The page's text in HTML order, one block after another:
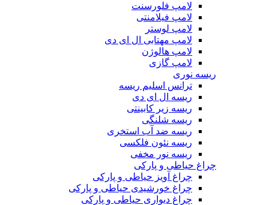
لامپ فلورسنت
لامپ فیلامنتی
لامپ لوستر
لامپ مهتابی ال ای دی
لامپ هالوژن
لامپ گازی
ریسه نوری
ترانس اسلیم ریسه
ریسه ال ای دی
ریسه زیر کابینتی
ریسه شلنگی
ریسه ضد آب استخری
ریسه نئون فلکسی
ریسه نور مخفی
چراغ حیاطی و پارکی
چراغ آویز حیاطی و پارکی
چراغ خورشیدی حیاطی و پارکی
چراغ دیواری حیاطی و پارکی